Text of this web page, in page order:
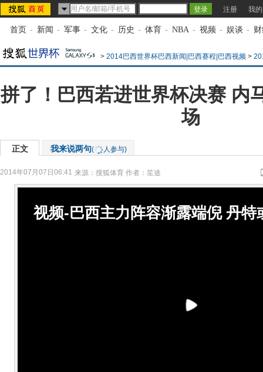
注册 我
首页 - 新闻 - 军事 - 文化 - 历史 - 体育 - NBA - 视频 - 娱谈 -
> 2014巴西世界杯巴西新闻|巴西赛程|巴西视频 >
拼了！巴西若进世界杯决赛 内
场
正文 我来说两句( 人参与)
2014年07月07日06:41 来源： 搜狐体育 作者：笙途
视频-巴西主力阵容渐露端倪 丹特